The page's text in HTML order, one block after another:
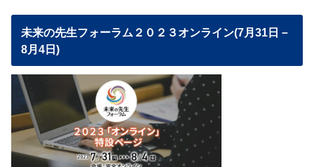
未来の先生フォーラム２０２３オンライン(7月31日－
8月4日)